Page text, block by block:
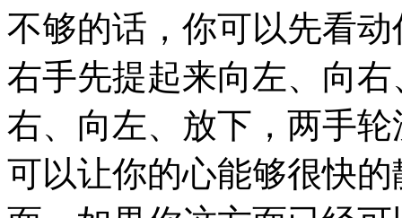
不够的话，你可以先看
右手先提起来向左、向
右、向左、放下，两手
可以让你的心能够很快